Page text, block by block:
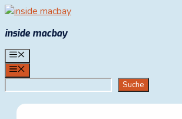
Zum
springen
inside macbay
Menü
Menü
Suchen Suche